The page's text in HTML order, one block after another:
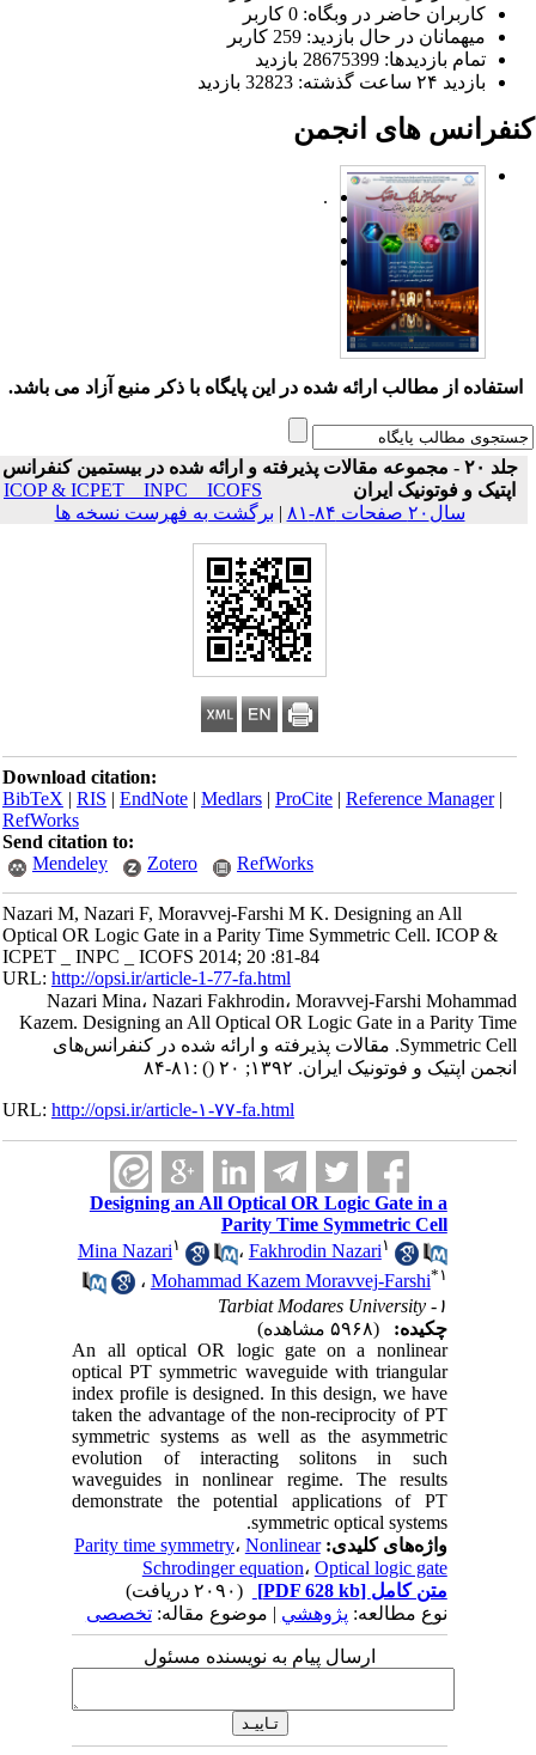
کاربران حاضر در وبگاه: 0 کاربر
میهمانان در حال بازدید: 259 کاربر
تمام بازدید‌ها: 28675399 بازدید
بازدید ۲۴ ساعت گذشته: 32823 بازدید
های انجمن
.
استفاده از مطالب ارائه شده در این پایگاه با ذکر منبع آزاد می باشد.
جلد ۲۰ - مجموعه مقالات پذیرفته و ارائه شده در بیستمین کنفرانس
اپتیک و فوتونیک ایران
ICOP & ICPET _ INPC _ ICOFS
سال۲۰ صفحات ۸۴-۸۱
| برگشت به فهرست نسخه ها
Download citation:
BibTeX|RIS|EndNote|Medlars|ProCite|Reference Manager
RefWorks
Send citation to:
Mendeley
Zotero RefWorks
Nazari M, Nazari F, Moravvej-Farshi M K. Designing an All
Optical OR Logic Gate in a Parity Time Symmetric Cell. ICOP &
ICPET _ INPC _ ICOFS 2014; 20 :81-84
URL:http://opsi.ir/article-1-77-fa.html
Nazari Mina، Nazari Fakhrodin، Moravvej-Farshi Mohammad
Kazem. Designing an All Optical OR Logic Gate in a Parity Time
Symmetric Cell. مقالات پذیرفته و ارائه شده در کنفرانس‌های
انجمن اپتیک و فوتونیک ایران. ۱۳۹۲; ۲۰
() :۸۱-۸۴
URL:http://opsi.ir/article-۱-۷۷-fa.html
Designing an All Optical OR Logic Gate in a
Parity Time Symmetric Cell
Mina Nazari۱ ،Fakhrodin Nazari۱
،Mohammad Kazem Moravvej-Farshi*
چکیده:
An all optical OR logic gate on a nonlinear
optical PT symmetric waveguide with triangular
index profile is designed. In this design, we have
taken the advantage of the non-reciprocity of PT
symmetric systems as well as the asymmetric
evolution of interacting solitons in such
waveguides in nonlinear regime. The results
demonstrate the po‌tential applications of PT
symmetric optical systems.
واژه‌های کلیدی:
Parity time symmetry،Nonlinear
Schrodinger equation،Optical logic gate
متن کامل[PDF 628 kb]
نوع مطالعه:پژوهشي| موضوع مقاله:تخصصی
ارسال پیام به نویسنده مسئول